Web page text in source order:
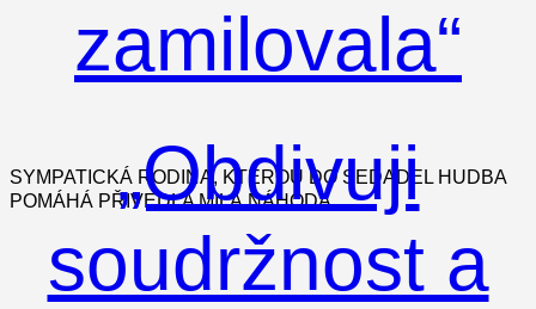
zamilovala“
SYMPATICKÁ RODINA, KTEROU DO SEDADEL HUDBA
POMÁHÁ PŘIVEDLA MILÁ NÁHODA.
„Obdivuji
soudržnost a